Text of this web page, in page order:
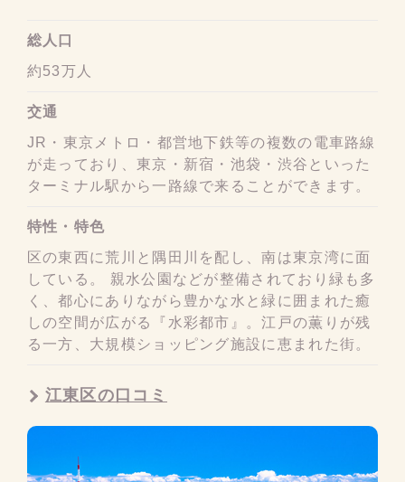
総人口
約53万人
交通
JR・東京メトロ・都営地下鉄等の複数の電車路線
が走っており、東京・新宿・池袋・渋谷といった
ターミナル駅から一路線で来ることができます。
特性・特色
区の東西に荒川と隅田川を配し、南は東京湾に面
している。 親水公園などが整備されており緑も多
く、都心にありながら豊かな水と緑に囲まれた癒
しの空間が広がる『水彩都市』。江戸の薫りが残
る一方、大規模ショッピング施設に恵まれた街。
江東区の口コミ